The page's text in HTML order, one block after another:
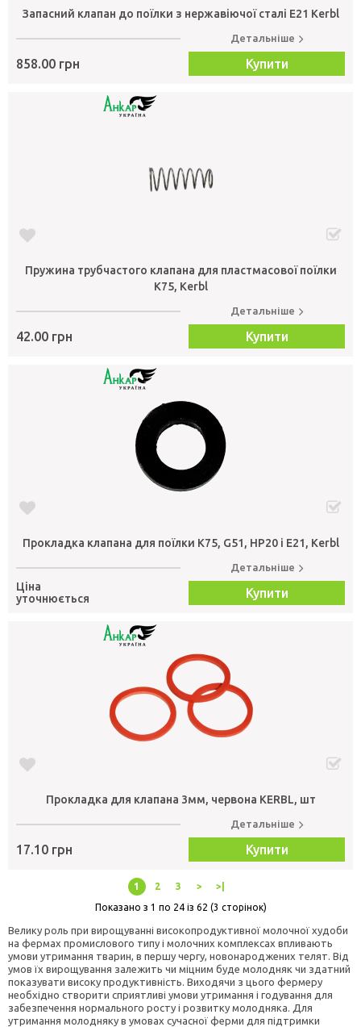
Запасний клапан до поїлки з нержавіючої сталі Е21 Kerbl
858.00 грн
Детальніше
Купити
Пружина трубчастого клапана для пластмасової поїлки
K75, Kerbl
42.00 грн
Детальніше
Купити
Прокладка клапана для поїлки K75, G51, HP20 і E21, Kerbl
Ціна
уточнюється
Детальніше
Купити
Прокладка для клапана 3мм, червона KERBL, шт
17.10 грн
Детальніше
Купити
1 2 3 >
>|
Показано з 1 по 24 із 62 (3 сторінок)
Велику роль при вирощуванні високопродуктивної молочної худоби
на фермах промислового типу і молочних комплексах впливають
умови утримання тварин, в першу чергу, новонароджених телят. Від
умов їх вирощування залежить чи міцним буде молодняк чи здатний
показувати високу продуктивність. Виходячи з цього фермеру
необхідно створити сприятливі умови утримання і годування для
забезпечення нормального росту і розвитку молодняка. Для
утримання молодняку ​​в умовах сучасної ферми для підтримки